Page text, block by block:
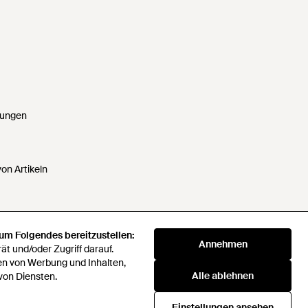
Folgendes bereitzustellen:
und/oder Zugriff darauf.
von Werbung und Inhalten,
Diensten.
Annehmen
Alle ablehnen
Folgendes bereitzustellen:
und/oder Zugriff darauf.
von Werbung und Inhalten,
Diensten.
Annehmen
Alle ablehnen
Artikeln
nicht verkaufen oder weitergeben